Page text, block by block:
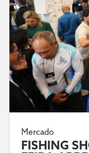
Mercado
FISHING